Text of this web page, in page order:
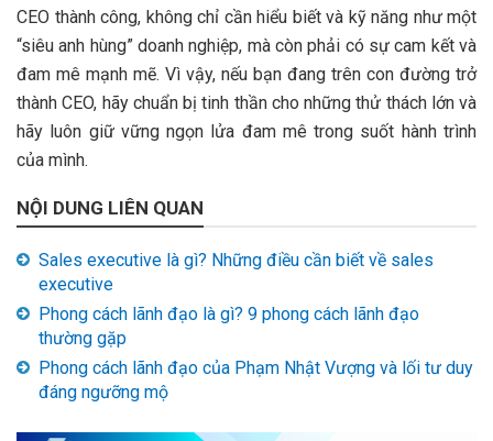
CEO thành công, không chỉ cần hiểu biết và kỹ năng như một
“siêu anh hùng” doanh nghiệp, mà còn phải có sự cam kết và
đam mê mạnh mẽ. Vì vậy, nếu bạn đang trên con đường trở
thành CEO, hãy chuẩn bị tinh thần cho những thử thách lớn và
hãy luôn giữ vững ngọn lửa đam mê trong suốt hành trình
của mình.
NỘI DUNG LIÊN QUAN
Sales executive là gì? Những điều cần biết về sales
executive
Phong cách lãnh đạo là gì? 9 phong cách lãnh đạo
thường gặp
Phong cách lãnh đạo của Phạm Nhật Vượng và lối tư duy
đáng ngưỡng mộ